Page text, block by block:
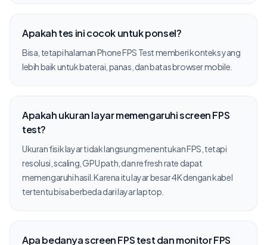
Apakah tes ini cocok untuk ponsel?
Bisa, tetapi halaman Phone FPS Test memberi konteks yang
lebih baik untuk baterai, panas, dan batas browser mobile.
Apakah ukuran layar memengaruhi screen FPS
test?
Ukuran fisik layar tidak langsung menentukan FPS, tetapi
resolusi, scaling, GPU path, dan refresh rate dapat
memengaruhi hasil. Karena itu layar besar 4K dengan kabel
tertentu bisa berbeda dari layar laptop.
Apa bedanya screen FPS test dan monitor FPS